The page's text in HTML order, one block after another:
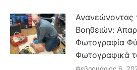
Ανανεώνοντας
Βοηθειών:
Φωτογραφία
Φωτογραφικά
Φεβρουάριος 6,